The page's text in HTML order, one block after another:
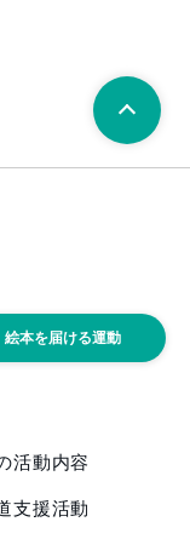
絵本を届ける運動
活動内容
支援活動